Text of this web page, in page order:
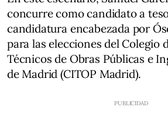
concurre como candidato a
candidatura encabezada por
para las elecciones del Colegio
Técnicos de Obras Públicas e
de Madrid (CITOP Madrid).